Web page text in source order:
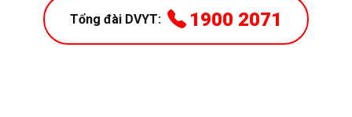
Tổng đài DVYT: 1900 2071